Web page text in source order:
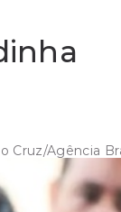
Cruz/Agência